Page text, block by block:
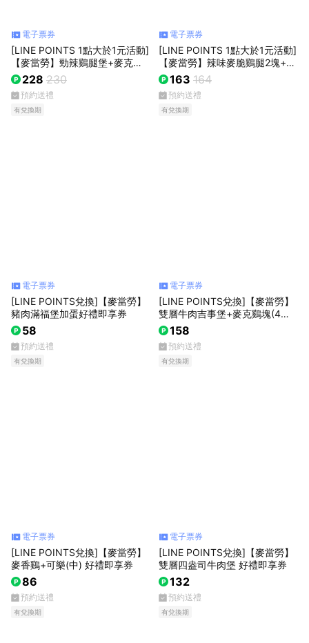
電子票券
[LINE POINTS 1點大於1元活動]
【麥當勞】勁辣鷄腿堡+麥克鷄
塊(4塊)+薯條(大)+可樂(中) 好禮
即享券
228 230
預約送禮
有兌換期
電子票券
[LINE POINTS 1點大於1元活動]
【麥當勞】辣味麥脆鷄腿2塊+可
樂(中) 好禮即享券
163 164
預約送禮
有兌換期
電子票券
[LINE POINTS兌換]【麥當勞】
豬肉滿福堡加蛋好禮即享券
58
預約送禮
有兌換期
電子票券
[LINE POINTS兌換]【麥當勞】
雙層牛肉吉事堡+麥克鷄塊(4塊)
+可樂(中) 好禮即享券
158
預約送禮
有兌換期
電子票券
[LINE POINTS兌換]【麥當勞】
麥香鷄+可樂(中) 好禮即享券
86
預約送禮
有兌換期
電子票券
[LINE POINTS兌換]【麥當勞】
雙層四盎司牛肉堡 好禮即享券
132
預約送禮
有兌換期